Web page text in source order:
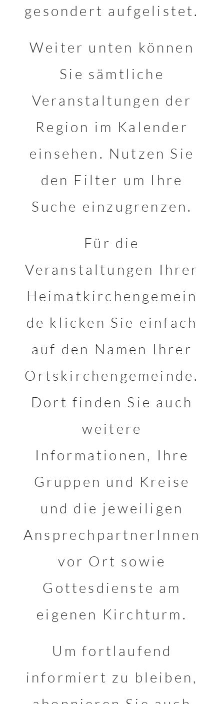
gesondert aufgelistet.
Weiter unten können
Sie sämtliche
Veranstaltungen der
Region im Kalender
einsehen. Nutzen Sie
den Filter um Ihre
Suche einzugrenzen.
Für die
Veranstaltungen Ihrer
Heimatkirchengemein
de klicken Sie einfach
auf den Namen Ihrer
Ortskirchengemeinde.
Dort finden Sie auch
weitere
Informationen, Ihre
Gruppen und Kreise
und die jeweiligen
AnsprechpartnerInnen
vor Ort sowie
Gottesdienste am
eigenen Kirchturm.
Um fortlaufend
informiert zu bleiben,